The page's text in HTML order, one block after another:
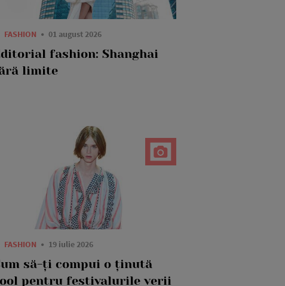
FASHION 01 august 2026
fashion: Shanghai
limite
FASHION 19 iulie 2026
să-ți compui o ținută
pentru festivalurile verii